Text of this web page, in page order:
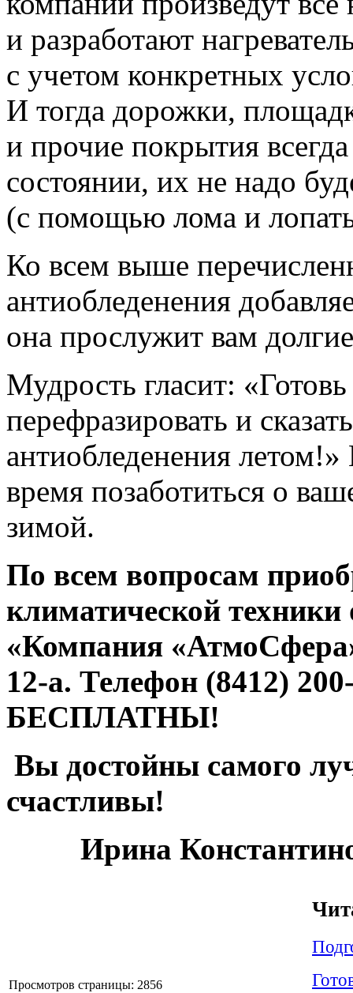
и разработают
с учетом конкретных
И тогда дорожки,
и прочие покрытия
состоянии, их не надо
(с помощью лома и
Ко всем выше
антиобледенения
она прослужит вам
Мудрость гласит:
перефразировать и
антиобледенения летом!»
время позаботиться о
зимой.
По всем вопросам
климатической
«Компания
12-а. Телефон (8412)
БЕСПЛАТНЫ!
Вы достойны самого
счастливы!
Ирина
Просмотров страницы: 2856